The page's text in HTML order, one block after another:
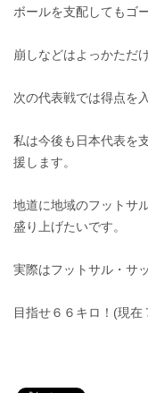
ボールを支配してもゴ
崩しなどはよっかただ
次の代表戦では得点を
私は今後も日本代表を
援します。
地道に地域のフットサ
盛り上げたいです。
実際はフットサル・サ
目指せ６６キロ！(現